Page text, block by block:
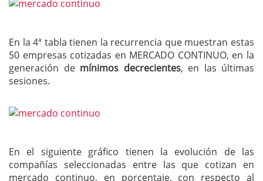
En la 4ª tabla tienen la recurrencia que muestran estas
50 empresas cotizadas en MERCADO CONTINUO, en la
generación de mínimos decrecientes, en las últimas
sesiones.
En el siguiente gráfico tienen la evolución de las
compañías seleccionadas entre las que cotizan en
mercado continuo, en porcentaje, con respecto al